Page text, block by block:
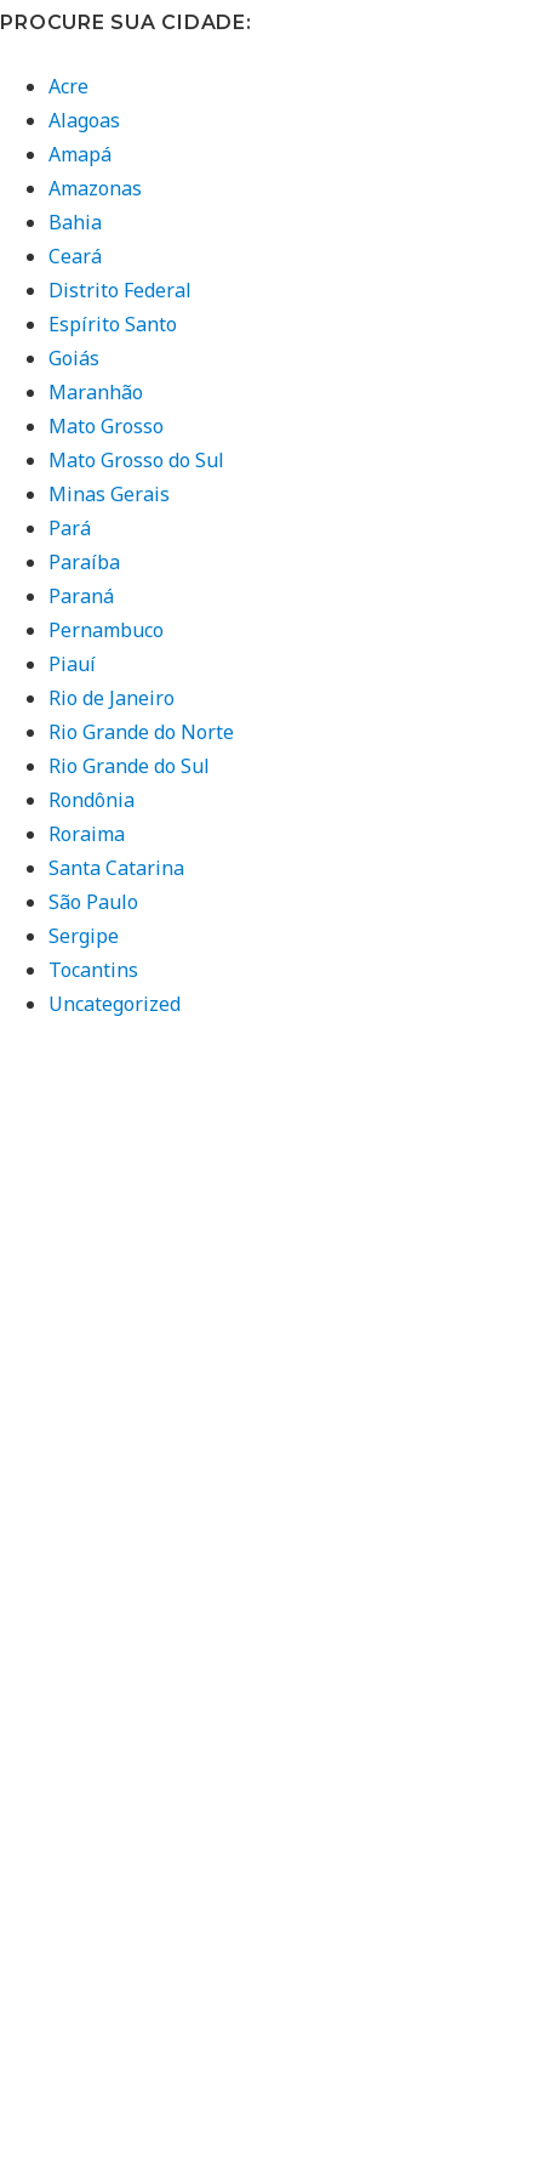
PROCURE SUA CIDADE:
Acre
Alagoas
Amapá
Amazonas
Bahia
Ceará
Distrito Federal
Espírito Santo
Goiás
Maranhão
Mato Grosso
Mato Grosso do Sul
Minas Gerais
Pará
Paraíba
Paraná
Pernambuco
Piauí
Rio de Janeiro
Rio Grande do Norte
Rio Grande do Sul
Rondônia
Roraima
Santa Catarina
São Paulo
Sergipe
Tocantins
Uncategorized